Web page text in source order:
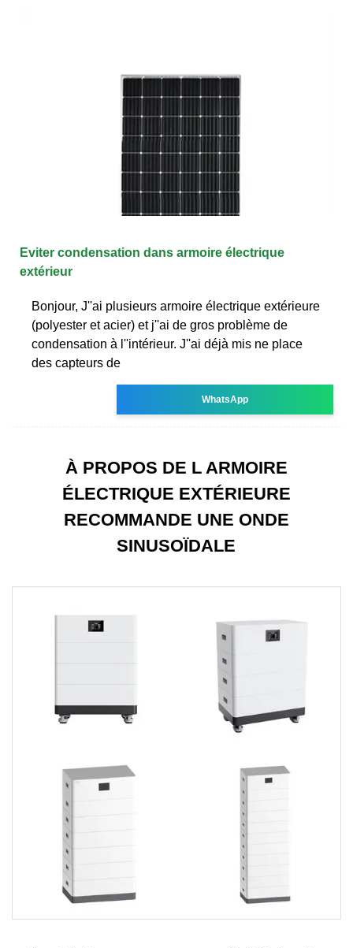
Eviter condensation dans armoire électrique
extérieur
Bonjour, J''ai plusieurs armoire électrique extérieure
(polyester et acier) et j''ai de gros problème de
condensation à l''intérieur. J''ai déjà mis ne place
des capteurs de
WhatsApp
À PROPOS DE L ARMOIRE
ÉLECTRIQUE EXTÉRIEURE
RECOMMANDE UNE ONDE
SINUSOÏDALE